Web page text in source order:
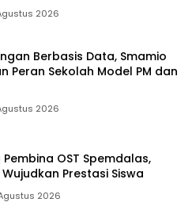
2026
Berbasis Data, Smamio
Peran Sekolah Model PM dan
2026
OST Spemdalas,
Prestasi Siswa
2026